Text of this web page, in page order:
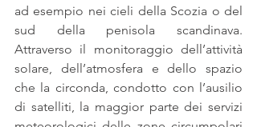
ad esempio nei cieli della Scozia o del
sud della penisola scandinava.
Attraverso il monitoraggio dell’attività
solare, dell’atmosfera e dello spazio
che la circonda, condotto con l’ausilio
di satelliti, la maggior parte dei servizi